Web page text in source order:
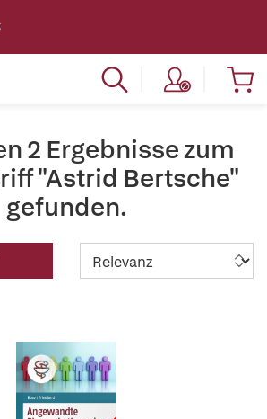
2 Ergebnisse zum
"Astrid Bertsche"
gefunden.